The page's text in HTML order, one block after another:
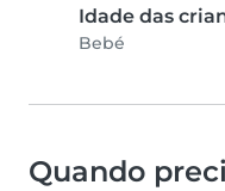
Idade das
Bebé
Quando